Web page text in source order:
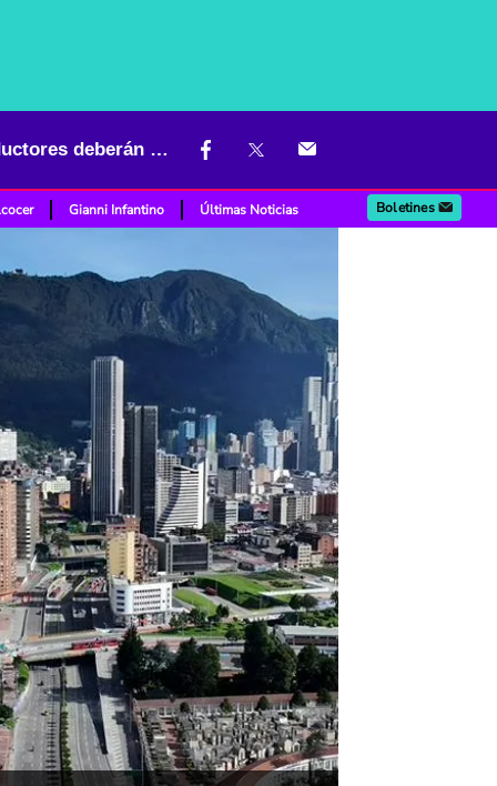
Obras del metro de Bogotá obligarán a cierres claves en vías: conductores deberán tomar desvíos
Gianni Infantino Últimas Noticias Boletines